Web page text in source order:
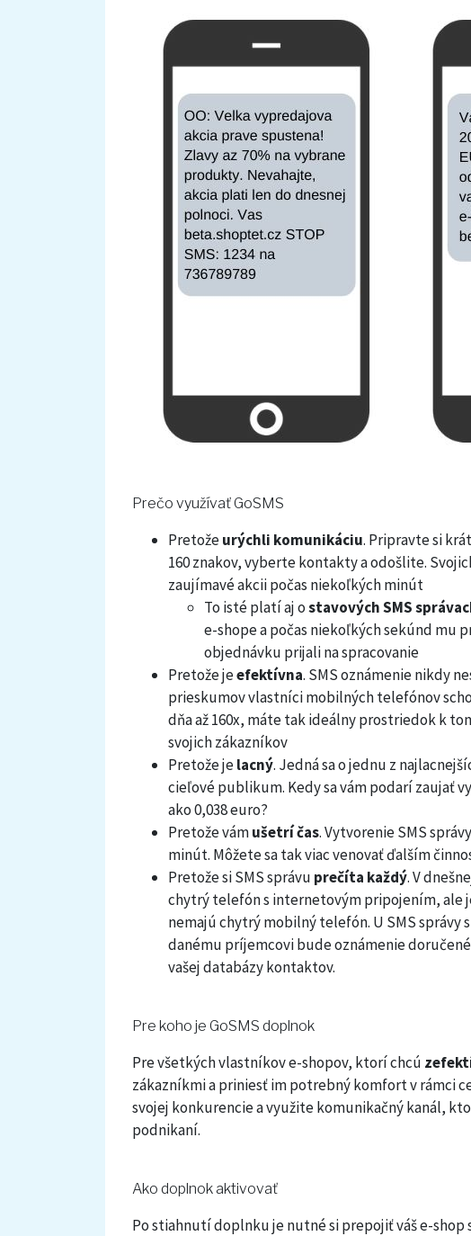
Prečo využívať GoSMS
Pretožeurýchli komunikáciu. Pripravte si
160 znakov, vyberte kontakty a odošlite.
zaujímavé akcii počas niekoľkých minút
To isté platí aj ostavových SMS
e-shope a počas niekoľkých sekúnd mu
objednávku prijali na spracovanie
Pretože jeefektívna. SMS oznámenie nikdy
prieskumov vlastníci mobilných telefónov
dňa až 160x, máte tak ideálny prostriedok k
svojich zákazníkov
Pretože jelacný. Jedná sa o jednu z
cieľové publikum. Kedy sa vám podarí zaujať
ako 0,038 euro?
Pretože vámušetrí čas. Vytvorenie SMS
minút. Môžete sa tak viac venovať ďalším
Pretože si SMS správu prečíta každý. V
chytrý telefón s internetovým pripojením, ale
nemajú chytrý mobilný telefón. U SMS správy
danému príjemcovi bude oznámenie
vašej databázy kontaktov.
Pre koho je GoSMS doplnok
Pre všetkých vlastníkov e-shopov, ktorí chcú
zákazníkmi a priniesť im potrebný komfort v rámci
svojej konkurencie a využite komunikačný kanál,
podnikaní.
Ako doplnok aktivovať
Po stiahnutí doplnku je nutné si prepojiť váš e-shop